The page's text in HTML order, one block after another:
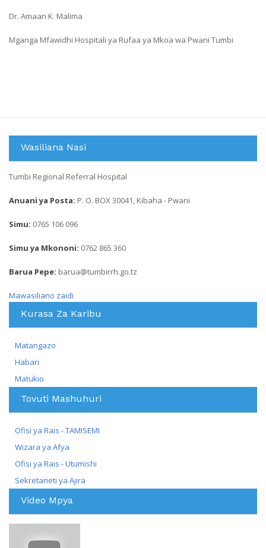
Dr. Amaan K. Malima
Mganga Mfawidhi Hospitali ya Rufaa ya Mkoa wa Pwani Tumbi
Wasiliana Nasi
Tumbi Regional Referral Hospital
Anuani ya Posta: P. O. BOX 30041, Kibaha - Pwani
Simu: 0765 106 096
Simu ya Mkononi: 0762 865 360
Barua Pepe: barua@tumbirrh.go.tz
Mawasiliano zaidi
Kurasa Za Karibu
Matangazo
Habari
Matukio
Tovuti Mashuhuri
Ofisi ya Rais - TAMISEMI
Wizara ya Afya
Ofisi ya Rais - Utumishi
Sekretarieti ya Ajira
Video Mpya